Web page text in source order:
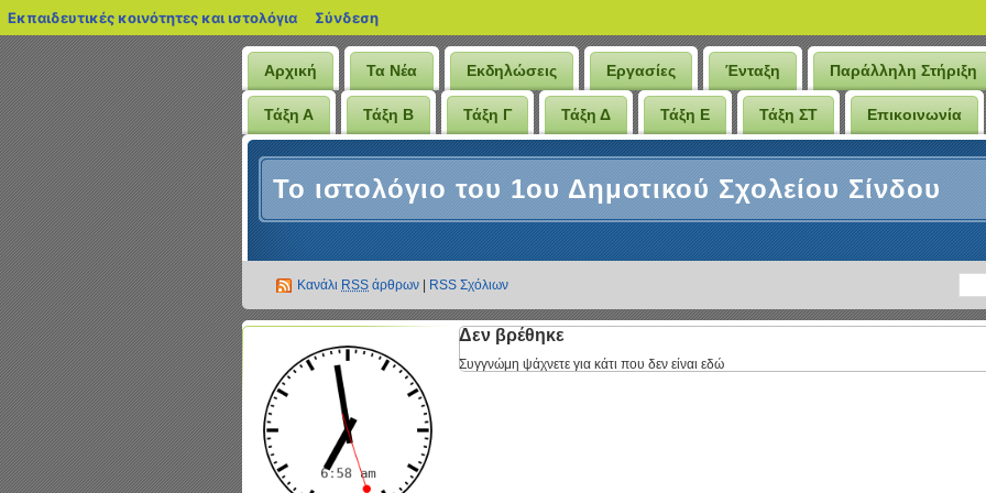
Εκπαιδευτικές κοινότητες και ιστολόγια blogs.sch.gr
Σύνδεση
Αρχική Τα Νέα Εκδηλώσεις Εργασίες Ένταξη Παράλληλη Στήριξη
Τάξη Α Τάξη Β Τάξη Γ Τάξη Δ Τάξη Ε Τάξη ΣΤ Επικοινωνία
Το ιστολόγιο του 1ου Δημοτικού Σχολείου Σίνδου
Κανάλι RSS άρθρων RSS Σχόλιων
Δεν βρέθηκε
Συγγνώμη ψάχνετε για κάτι που δεν είναι εδώ